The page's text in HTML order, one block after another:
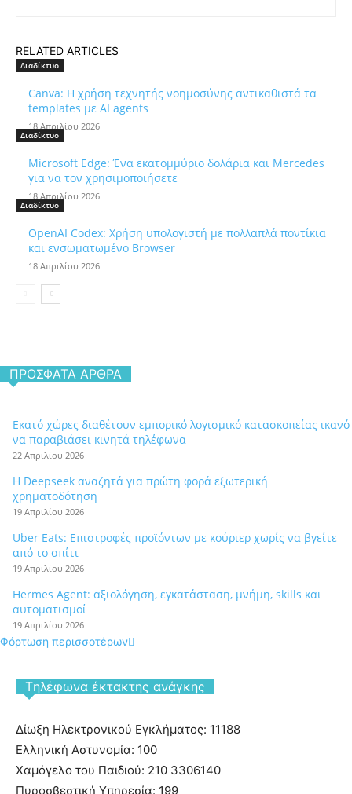
RELATED ARTICLES
Διαδίκτυο
Canva: Η χρήση τεχνητής νοημοσύνης αντικαθιστά τα
templates με AI agents
18 Απριλίου 2026
Διαδίκτυο
Microsoft Edge: Ένα εκατομμύριο δολάρια και Mercedes
για να τον χρησιμοποιήσετε
18 Απριλίου 2026
Διαδίκτυο
OpenAI Codex: Χρήση υπολογιστή με πολλαπλά ποντίκια
και ενσωματωμένο Browser
18 Απριλίου 2026
ΠΡΌΣΦΑΤΑ ΆΡΘΡΑ
Εκατό χώρες διαθέτουν εμπορικό λογισμικό κατασκοπείας ικανό
να παραβιάσει κινητά τηλέφωνα
22 Απριλίου 2026
Η Deepseek αναζητά για πρώτη φορά εξωτερική
χρηματοδότηση
19 Απριλίου 2026
Uber Eats: Επιστροφές προϊόντων με κούριερ χωρίς να βγείτε
από το σπίτι
19 Απριλίου 2026
Hermes Agent: αξιολόγηση, εγκατάσταση, μνήμη, skills και
αυτοματισμοί
19 Απριλίου 2026
Φόρτωση περισσοτέρων
Tηλέφωνα έκτακτης ανάγκης
Δίωξη Ηλεκτρονικού Εγκλήματος: 11188
Ελληνική Αστυνομία: 100
Χαμόγελο του Παιδιού: 210 3306140
Πυροσβεστική Υπηρεσία: 199